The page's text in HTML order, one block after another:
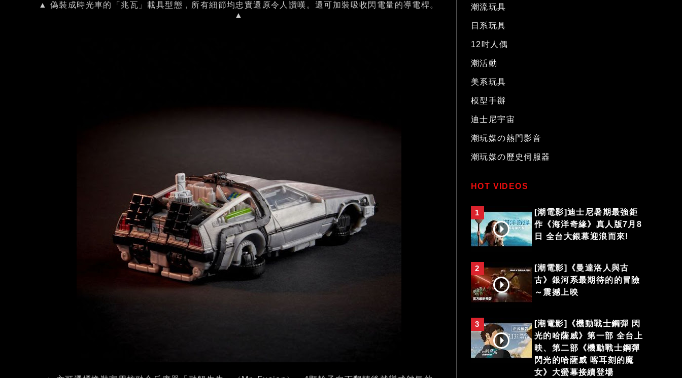
▲ 偽裝成時光車的「兆瓦」載具型態，所有細節均忠實還原令人讚嘆。還可加裝吸收閃電量的導電桿。
▲
潮流玩具
日系玩具
12吋人偶
潮活動
美系玩具
模型手辦
迪士尼宇宙
潮玩媒の熱門影音
潮玩媒の歷史伺服器
HOT VIDEOS
1
[潮電影]迪士尼暑期最強鉅
作《海洋奇緣》真人版7月8
日 全台大銀幕迎浪而來!
2
[潮電影]《曼達洛人與古
古》銀河系最期待的的冒險
～震撼上映
3
[潮電影]《機動戰士鋼彈 閃
光的哈薩威》第一部 全台上
映、第二部《機動戰士鋼彈
閃光的哈薩威 喀耳刻的魔
女》大螢幕接續登場